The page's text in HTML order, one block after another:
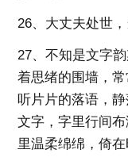
26、大丈夫处世
27、不知是文字
着思绪的围墙，
听片片的落语，
文字，字里行间
里温柔绵绵，倚